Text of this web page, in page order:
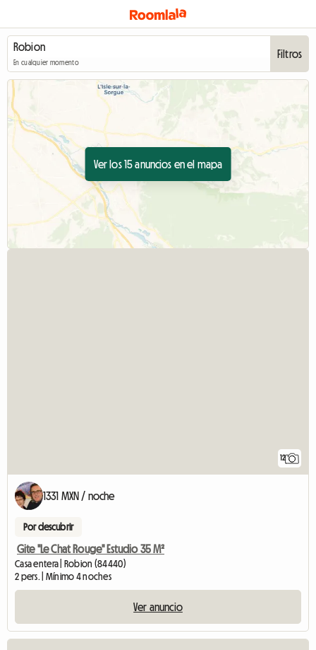
En cualquier momento
Filtros
Ver los 15 anuncios en el mapa
12
1331 MXN / noche
Por descubrir
Gite "Le Chat Rouge" Estudio 35 M²
Casa entera | Robion (84440)
2 pers. | Mínimo 4 noches
Ver anuncio